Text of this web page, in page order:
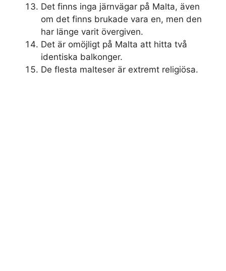
Det finns inga järnvägar på Malta, även
om det finns brukade vara en, men den
har länge varit övergiven.
Det är omöjligt på Malta att hitta två
identiska balkonger.
De flesta malteser är extremt religiösa.